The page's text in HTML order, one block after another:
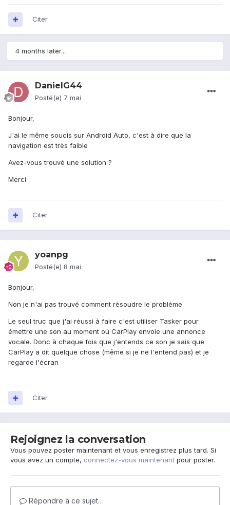
Citer
4 months later...
DanielG44
Posté(e) 7 mai
Bonjour,
J'ai le même soucis sur Android Auto, c'est à dire que la
navigation est très faible
Avez-vous trouvé une solution ?
Merci
Citer
yoanpg
Posté(e) 8 mai
Bonjour,
Non je n'ai pas trouvé comment résoudre le problème.
Le seul truc que j'ai réussi à faire c'est utiliser Tasker pour
émettre une son au moment où CarPlay envoie une annonce
vocale. Donc à chaque fois que j'entends ce son je sais que
CarPlay a dit quelque chose (même si je ne l'entend pas) et je
regarde l'écran
Citer
Rejoignez la conversation
Vous pouvez poster maintenant et vous enregistrez plus tard. Si
vous avez un compte, connectez-vous maintenant pour poster.
Répondre à ce sujet…